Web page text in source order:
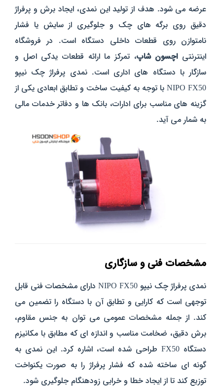
عرضه می‌ شود. هدف از تولید این نمدی، ایجاد برش و پرفراژ
دقیق روی برگه‌ های چک و جلوگیری از سایش یا فشار
نامتوازن روی قطعات داخلی دستگاه است. در فروشگاه
اینترنتیاچسون شاپ، تمرکز ما ارائه قطعات یدکی اصل و
سازگار با دستگاه‌ های اداری است. نمدی پرفراژ چک نیپو
NIPO FX50 با توجه به کیفیت ساخت و تطابق ابعادی یکی از
گزینه‌ های مناسب برای ادارات، بانک‌ ها و دفاتر خدمات مالی
به شمار می‌ آید.
مشخصات فنی و سازگاری
نمدی پرفراژ چک نیپو NIPO FX50 دارای مشخصات فنی قابل‌
توجهی است که کارایی و تطابق آن با دستگاه را تضمین می‌
کند. از جمله مشخصات عمومی می‌ توان به جنس مقاوم،
برش دقیق، ضخامت مناسب و اندازه‌ ای که مطابق با مکانیزم
دستگاه FX50 طراحی شده است، اشاره کرد. این نمدی به
گونه‌ ای ساخته شده که فشار پرفراژ را به‌ صورت یکنواخت
توزیع کند تا از ایجاد خطا و خرابی زودهنگام جلوگیری شود.